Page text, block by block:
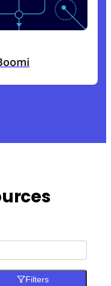
Filters